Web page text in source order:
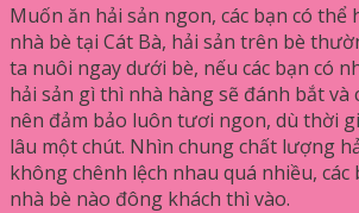
Muốn ăn hải sản ngon, các bạn có thể
nhà bè tại Cát Bà, hải sản trên bè
ta nuôi ngay dưới bè, nếu các bạn có
hải sản gì thì nhà hàng sẽ đánh bắt và
nên đảm bảo luôn tươi ngon, dù thời
lâu một chút. Nhìn chung chất lượng
không chênh lệch nhau quá nhiều,
nhà bè nào đông khách thì vào.